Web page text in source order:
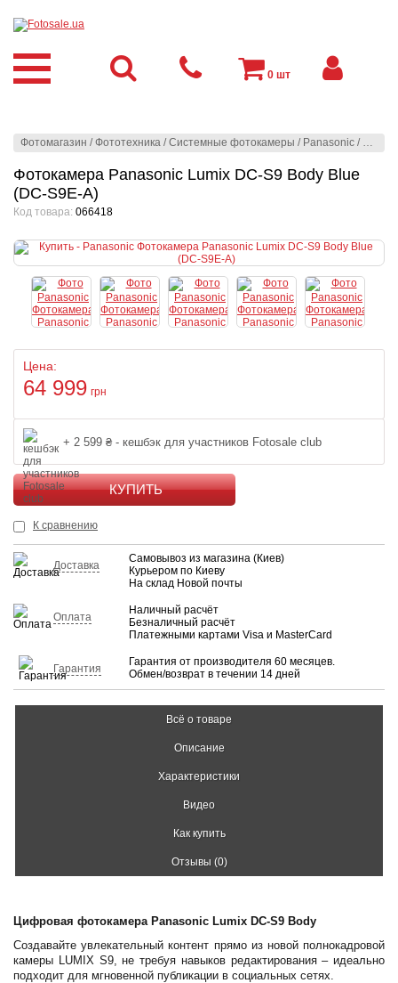
Фотомагазин /Фототехника /Системные фотокамеры / Panasonic /
Фотокамера Panasonic Lumix DC-S9 Body Blue
(DC-S9E-A)
Код товара: 066418
Цена:
64 999 грн
+ 2 599 ₴ - кешбэк для участников Fotosale club
КУПИТЬ
К сравнению
Доставка
Самовывоз из магазина (Киев)
Курьером по Киеву
На склад Новой почты
Оплата
Наличный расчёт
Безналичный расчёт
Платежными картами Visa и MasterCard
Гарантия
Гарантия от производителя 60 месяцев.
Обмен/возврат в течении 14 дней
Всё о товаре
Описание
Характеристики
Видео
Как купить
Отзывы (0)
Цифровая фотокамера Panasonic Lumix DC-S9 Body
Создавайте увлекательный контент прямо из новой полнокадровой
камеры LUMIX S9, не требуя навыков редактирования – идеально
подходит для мгновенной публикации в социальных сетях.
0 шт